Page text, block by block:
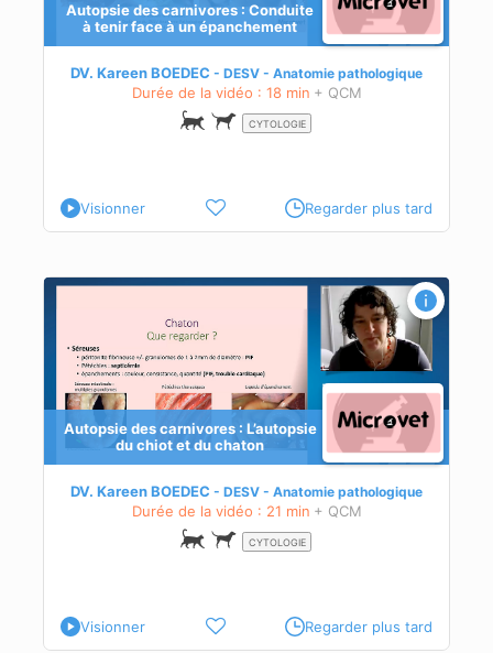
Autopsie des carnivores : Conduite
à tenir face à un épanchement
DV. Kareen BOEDEC DESV - Anatomie pathologique
Durée de la vidéo : 18 min + QCM
CYTOLOGIE
Visionner Regarder plus tard
Autopsie des carnivores : L’autopsie
du chiot et du chaton
DV. Kareen BOEDEC DESV - Anatomie pathologique
Durée de la vidéo : 21 min + QCM
CYTOLOGIE
Visionner Regarder plus tard